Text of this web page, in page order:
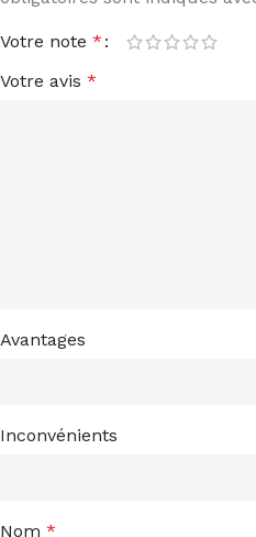
Votre note *
Votre avis *
Avantages
Inconvénients
Nom *